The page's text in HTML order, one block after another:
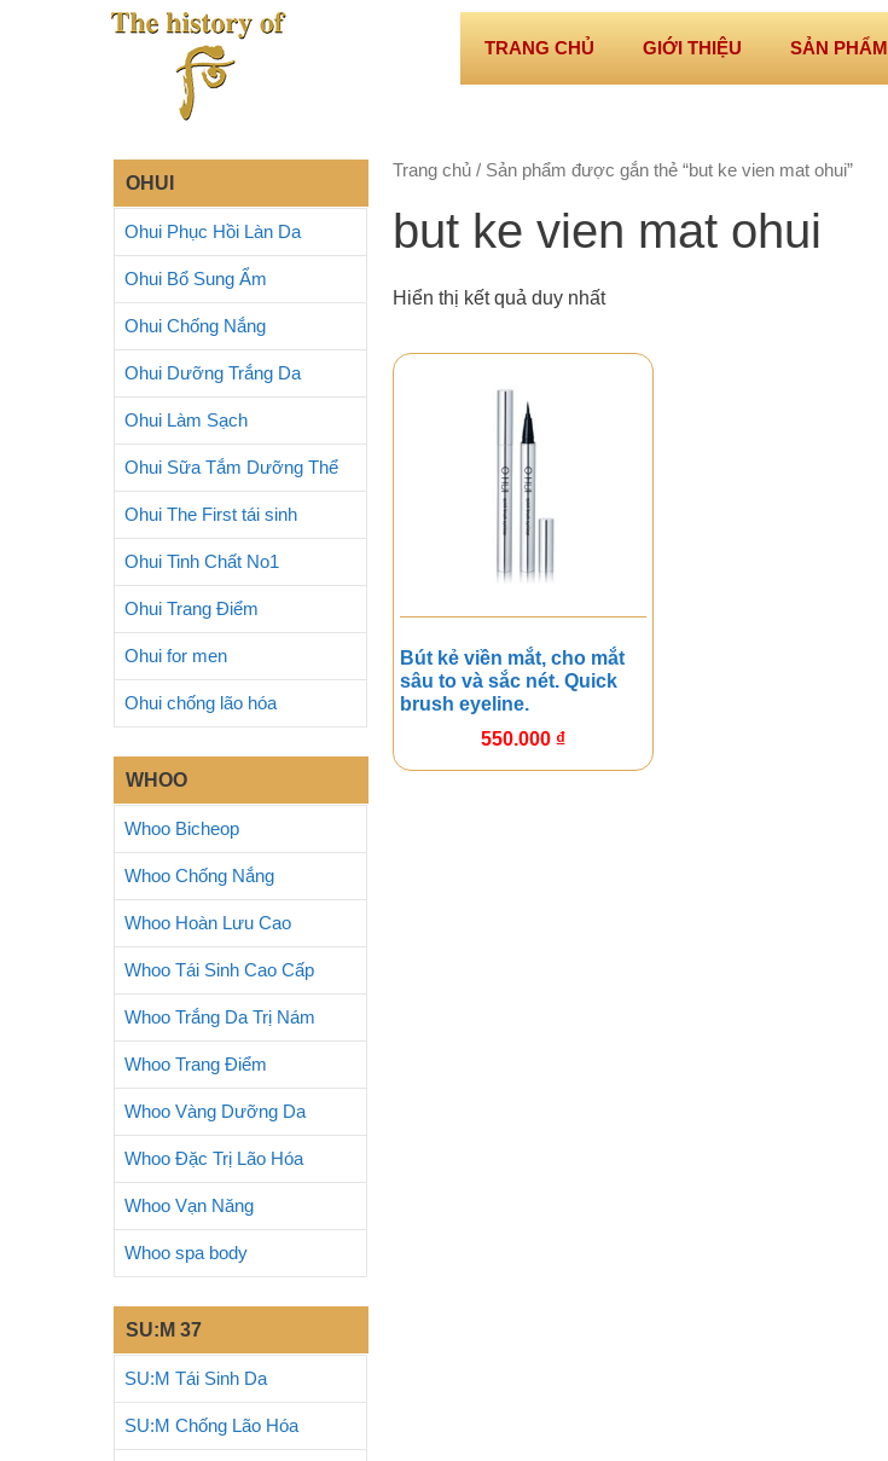
TRANG CHỦ GIỚI THIỆU SẢN PHẨM
Trang chủ/ Sản phẩm được gắn thẻ “but ke vien mat ohui”
but ke vien mat ohui
Hiển thị kết quả duy nhất
Bút kẻ viền mắt, cho mắt
sâu to và sắc nét. Quick
brush eyeline.
550.000 ₫
OHUI
Ohui Phục Hồi Làn Da
Ohui Bổ Sung Ẩm
Ohui Chống Nắng
Ohui Dưỡng Trắng Da
Ohui Làm Sạch
Ohui Sữa Tắm Dưỡng Thể
Ohui The First tái sinh
Ohui Tinh Chất No1
Ohui Trang Điểm
Ohui for men
Ohui chống lão hóa
WHOO
Whoo Bicheop
Whoo Chống Nắng
Whoo Hoàn Lưu Cao
Whoo Tái Sinh Cao Cấp
Whoo Trắng Da Trị Nám
Whoo Trang Điểm
Whoo Vàng Dưỡng Da
Whoo Đặc Trị Lão Hóa
Whoo Vạn Năng
Whoo spa body
SU:M 37
SU:M Tái Sinh Da
SU:M Chống Lão Hóa